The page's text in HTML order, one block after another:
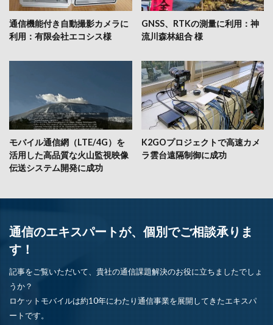
通信機能付き自動撮影カメラに
利用：有限会社エコシス様
GNSS、RTKの測量に利用：神
流川森林組合 様
モバイル通信網（LTE/4G）を
活用した高品質な火山監視映像
伝送システム開発に成功
K2GOプロジェクトで高速カメ
ラ雲台遠隔制御に成功
通信のエキスパートが、個別でご相談承りま
す！
記事をご覧いただいて、貴社の通信課題解決のお役に立ちましたでしょ
うか？
ロケットモバイルは約10年にわたり通信事業を展開してきたエキスパ
ートです。